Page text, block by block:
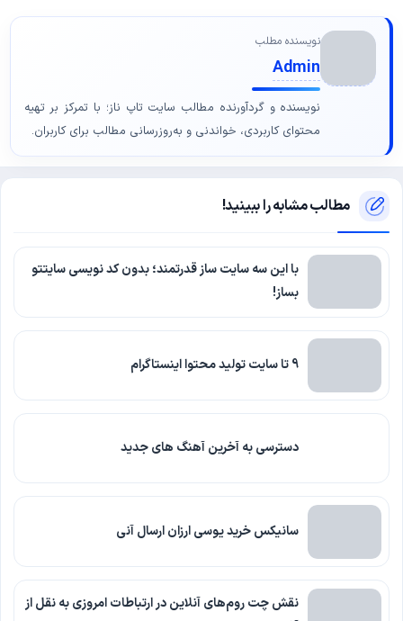
نویسنده مطلب
Admin
نویسنده و گردآورنده مطالب سایت تاپ ناز؛ با تمرکز بر تهیه
محتوای کاربردی، خواندنی و به‌روزرسانی مطالب برای کاربران.
مطالب مشابه را ببینید!
با این سه سایت ساز قدرتمند؛ بدون کد نویسی سایتتو
بساز!
9 تا سایت تولید محتوا اینستاگرام
دسترسی به آخرین آهنگ های جدید
سانیکس خرید یوسی ارزان ارسال آنی
نقش چت روم‌های آنلاین در ارتباطات امروزی به نقل از